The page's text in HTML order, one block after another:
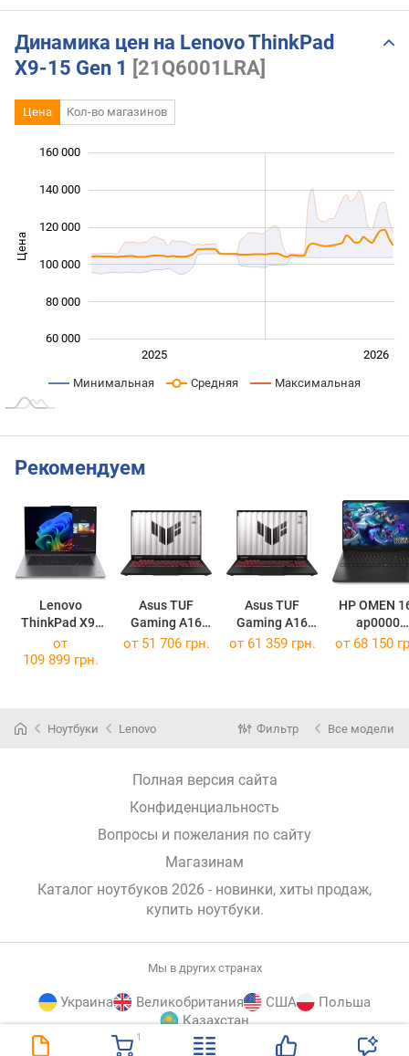
1
Динамика цен на Lenovo ThinkPad
X9-15 Gen 1 [21Q6001LRA]
Цена Кол-во магазинов
Цена
60 000
80 000
100 000
120 000
160 000
140 000
2026
2025
Минимальная Средняя Максимальная
Рекомендуем
Lenovo
ThinkPad X9-
15 Gen 1
[21Q6012NUS]
Asus TUF
Gaming A16
(2025)
Asus TUF
Gaming A16
(2025)
HP OMEN
ap0000
[BL6K1AV]
от
109 899 грн.
от 51 706 грн. от 61 359 грн. от 68 150
Ноутбуки Lenovo Фильтр Все модели
Полная версия сайта
Конфиденциальность
Вопросы и пожелания по сайту
Магазинам
Каталог ноутбуков 2026 - новинки, хиты продаж,
купить ноутбуки.
Мы в других странах
Украина Великобритания США
Польша
Казахстан